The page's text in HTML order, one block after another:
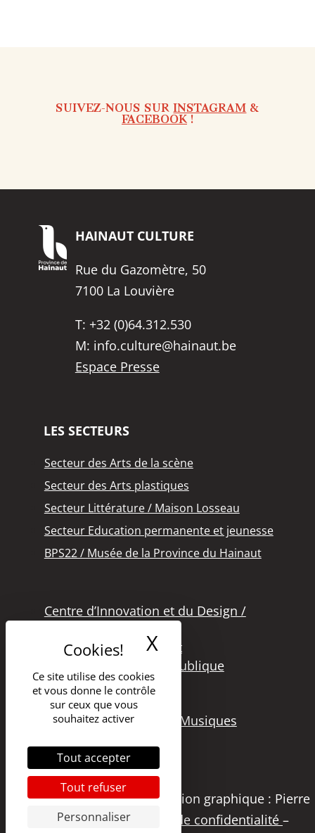
Ce site utilise des cookies
et vous donne le contrôle
sur ceux que vous
souhaitez activer
Tout accepter
Tout refuser
Personnaliser
X Masquer le
SUIVEZ-NOUS SURINSTAGRAM &
FACEBOOK!
HAINAUT CULTURE
Rue du Gazomètre, 50
7100 La Louvière
T: +32 (0)64.312.530
M: info.culture@hainaut.be
Espace Presse
LES SECTEURS
Secteur des Arts de la scène
Secteur des Arts plastiques
Secteur Littérature / Maison Losseau
Secteur Education permanente et jeunesse
BPS22 / Musée de la Province du Hainaut
Centre d’Innovation et du Design /
Office des Métiers d’Art
Secteur de la Lecture Publique
Bibliothèque Langlois
Secteur Cinéma
Secteur Audiovisuel et Musiques
Copyright 2021 – DGSI | Création graphique : Pierre
Papier Studio | Politique de confidentialité –